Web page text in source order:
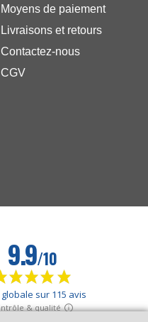
Moyens de paiement
Livraisons et retours
Contactez-nous
CGV